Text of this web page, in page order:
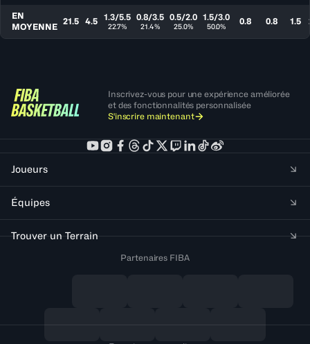
EN
MOYENNE
21.5 4.5 1.3/5.5
22.7%
0.8/3.5
21.4%
0.5/2.0
25.0%
1.5/3.0
50.0% 0.8 0.8 1.5
Inscrivez-vous pour une expérience améliorée
et des fonctionnalités personnalisée
S'inscrire maintenant
Joueurs
Équipes
Trouver un Terrain
Partenaires FIBA